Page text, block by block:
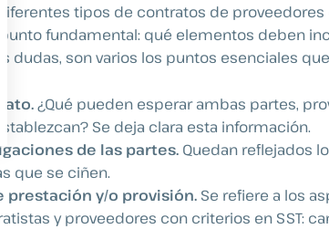
tipos de contratos de
fundamental: qué elementos deben
dudas, son varios los puntos esenciales
¿Qué pueden esperar ambas partes,
Se deja clara esta información.
de las partes. Quedan reflejados
que se ciñen.
prestación y/o provisión. Se refiere a los
y proveedores con criterios en SST: